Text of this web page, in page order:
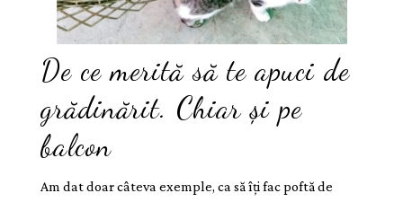
De ce merită să te apuci de
grădinărit. Chiar și pe
balcon
Am dat doar câteva exemple, ca să îți fac poftă de